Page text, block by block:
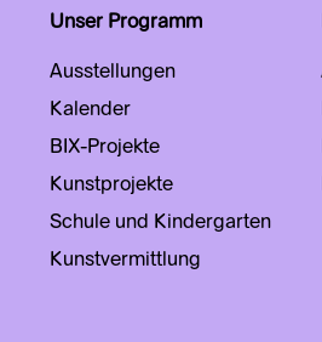
Unser Programm
Ausstellungen
Kalender
BIX-Projekte
Kunstprojekte
Schule und Kindergarten
Kunstvermittlung